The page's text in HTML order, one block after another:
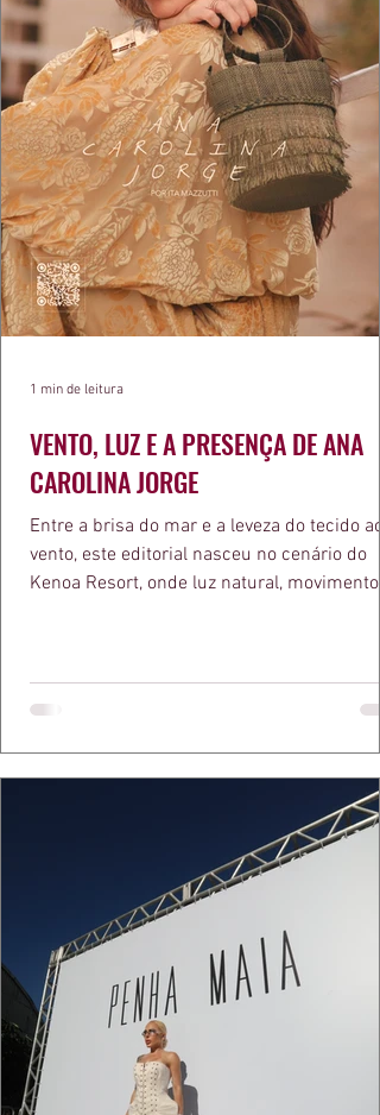
VENTO, LUZ E A PRESENÇA DE ANA
CAROLINA JORGE
Entre a brisa do mar e a leveza do tecido ao
vento, este editorial nasceu no cenário do
Kenoa Resort, onde luz natural, movimento e
algo de intemporal em vestir o vento e
que ele conduza a cena. Cada dobra do
cada reflexo dourado da luz sobre a pe
1 min de leitura